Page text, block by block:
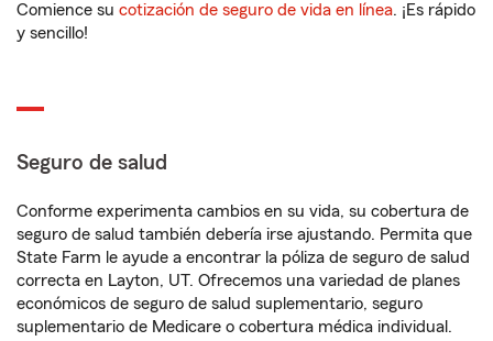
Comience su cotización de seguro de vida en línea. ¡Es rápido
y sencillo!
Seguro de salud
Conforme experimenta cambios en su vida, su cobertura de
seguro de salud también debería irse ajustando. Permita que
State Farm le ayude a encontrar la póliza de seguro de salud
correcta en Layton, UT. Ofrecemos una variedad de planes
económicos de seguro de salud suplementario, seguro
suplementario de Medicare o cobertura médica individual.